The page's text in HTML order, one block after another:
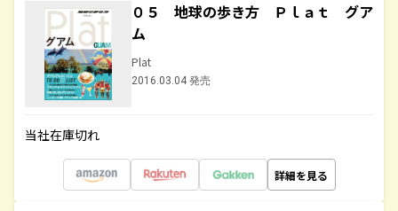
０５ 地球の歩き方 Ｐｌａｔ グア
ム
Plat
2016.03.04 発売
当社在庫切れ
詳細を見る